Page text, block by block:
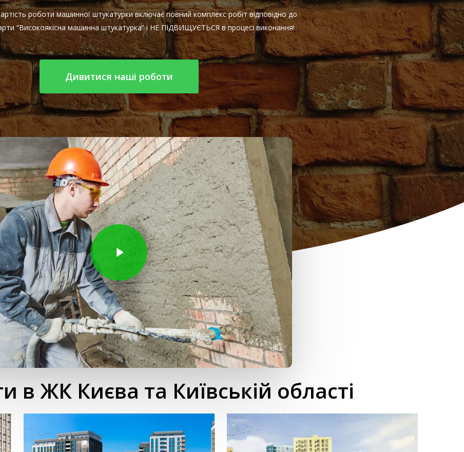
роботи машинної штукатурки включає повний комплекс робіт відповідно до
“Високоякісна машинна штукатурка” і НЕ ПІДВИЩУЄТЬСЯ в процесі виконання!
Дивитися наші роботи
Play Video
Play Video
в ЖК Києва та Київській області